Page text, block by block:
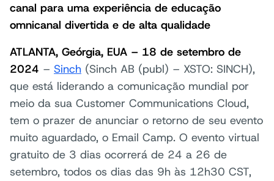
canal para uma experiência de educação
omnicanal divertida e de alta qualidade
ATLANTA, Geórgia, EUA – 18 de setembro de
2024 – Sinch (Sinch AB (publ) – XSTO: SINCH),
que está liderando a comunicação mundial por
meio da sua Customer Communications Cloud,
tem o prazer de anunciar o retorno de seu evento
muito aguardado, o Email Camp. O evento virtual
gratuito de 3 dias ocorrerá de 24 a 26 de
setembro, todos os dias das 9h às 12h30 CST,